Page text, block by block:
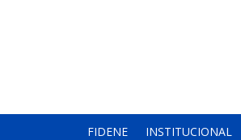
FIDENE INSTITUCIONAL